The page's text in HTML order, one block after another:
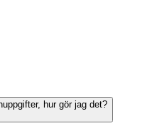
hur gör jag det?